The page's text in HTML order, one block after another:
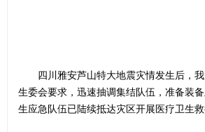
四川雅安芦山特大地震灾情发生后，我
生委会要求，迅速抽调集结队伍，准备装
生应急队伍已陆续抵达灾区开展医疗卫生救